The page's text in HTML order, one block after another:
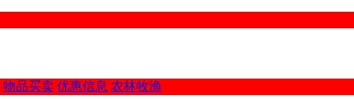
物品买卖 优惠信息 农林牧渔